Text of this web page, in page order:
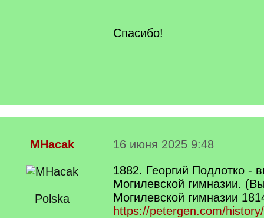
Спасибо!
MHacak
Polska
16 июня 2025 9:48
1882. Георгий Подлотко -
Могилевской гимназии.
Могилевской гимназии
https://petergen.com/